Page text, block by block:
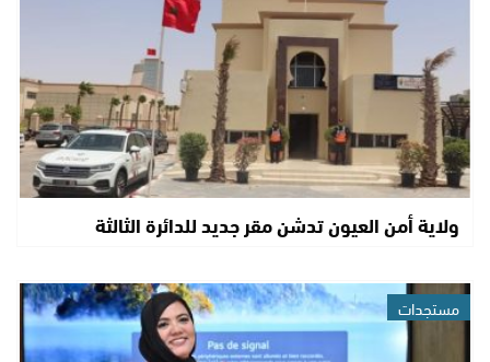
ولاية أمن العيون تدشن مقر جديد للدائرة الثالثة
مستجدات